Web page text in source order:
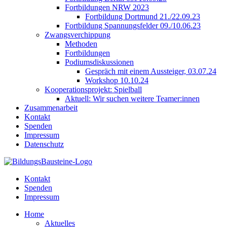
Fortbildungen NRW 2023
Fortbildung Dortmund 21./22.09.23
Fortbildung Spannungsfelder 09./10.06.23
Zwangsverchippung
Methoden
Fortbildungen
Podiumsdiskussionen
Gespräch mit einem Aussteiger, 03.07.24
Workshop 10.10.24
Kooperationsprojekt: Spielball
Aktuell: Wir suchen weitere Teamer:innen
Zusammenarbeit
Kontakt
Spenden
Impressum
Datenschutz
Kontakt
Spenden
Impressum
Home
Aktuelles